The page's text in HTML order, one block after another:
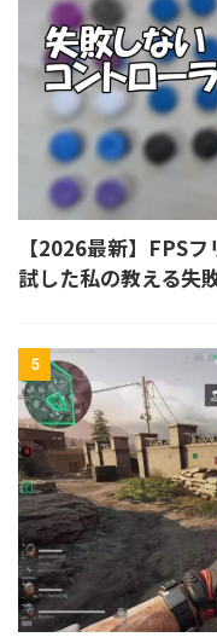
【2026最新】FPS
試した私の教える失
5